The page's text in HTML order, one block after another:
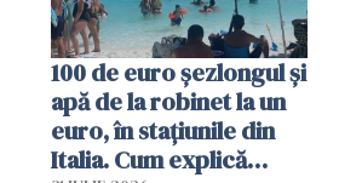
100 de euro șezlongul și
apă de la robinet la un
euro, în stațiunile din
Italia. Cum explică